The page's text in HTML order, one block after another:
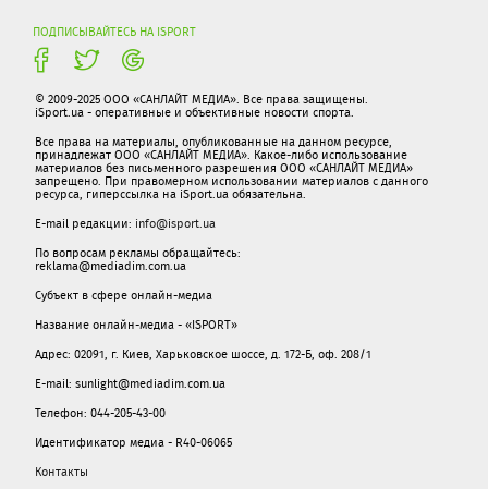
ПОДПИСЫВАЙТЕСЬ НА ISPORT
© 2009-2025 ООО «САНЛАЙТ МЕДИА». Все права защищены.
iSport.ua - оперативные и объективные новости спорта.
Все права на материалы, опубликованные на данном ресурсе,
принадлежат ООО «САНЛАЙТ МЕДИА». Какое-либо использование
материалов без письменного разрешения ООО «САНЛАЙТ МЕДИА»
запрещено. При правомерном использовании материалов с данного
ресурса, гиперссылка на iSport.ua обязательна.
E-mail редакции: info@isport.ua
По вопросам рекламы обращайтесь:
reklama@mediadim.com.ua
Субъект в сфере онлайн-медиа
Название онлайн-медиа - «ISPORT»
Адрес: 02091, г. Киев, Харьковское шоссе, д. 172-Б, оф. 208/1
E-mail: sunlight@mediadim.com.ua
Телефон: 044-205-43-00
Идентификатор медиа - R40-06065
Контакты